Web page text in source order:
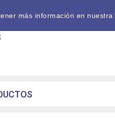
más información en nuestra